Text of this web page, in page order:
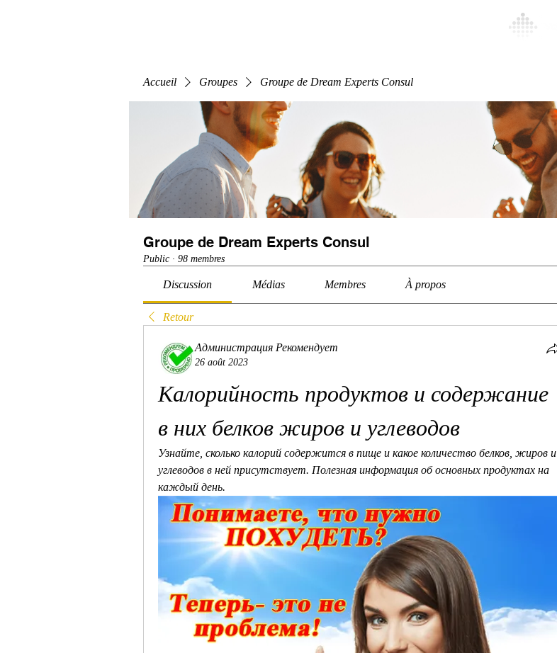
Accueil Groupes Groupe de Dream Experts Consul
Groupe de Dream Experts Consul
Public · 98 membres
Discussion Médias Membres À propos
Retour
Администрация Рекомендует
26 août 2023
Калорийность продуктов и содержание
в них белков жиров и углеводов
Узнайте, сколько калорий содержится в пище и какое количество белков, жиров и
углеводов в ней присутствует. Полезная информация об основных продуктах на
каждый день.